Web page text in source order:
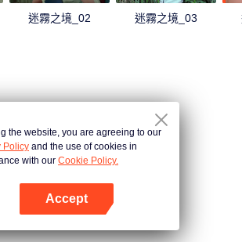
迷霧之境_02 迷霧之境_03
the website, you are agreeing to our
Policy and the use of cookies in
with our Cookie Policy.
Accept